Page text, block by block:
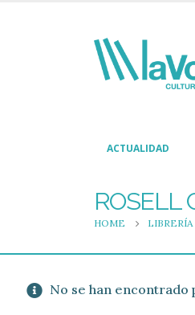
ACTUALIDAD
ROSELL
HOME LIBRERÍA
No se han encontrado